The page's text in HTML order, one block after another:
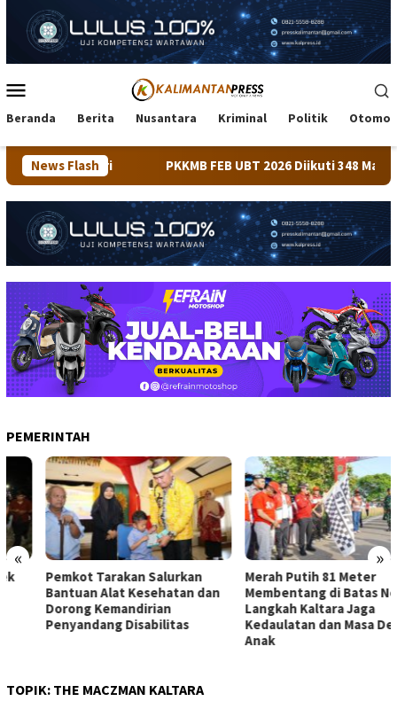
konten
Mobile
Beranda Berita Nusantara Kriminal Politik
News Flash
PKKMB FEB UBT 2026 Diikuti 348 Mahasiswa,
PEMERINTAH
« »
Pemkot Tarakan Salurkan
Bantuan Alat Kesehatan dan
Dorong Kemandirian
Penyandang Disabilitas
Merah Putih 81 Meter
Membentang di Batas Negeri:
Langkah Kaltara Jaga
Kedaulatan dan Masa Depan
TOPIK: THE MACZMAN KALTARA